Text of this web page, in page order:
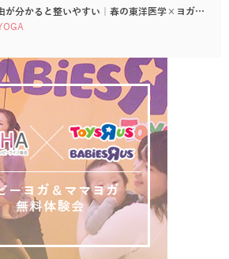
が分かると整いやすい｜春の東洋医学×ヨガ…